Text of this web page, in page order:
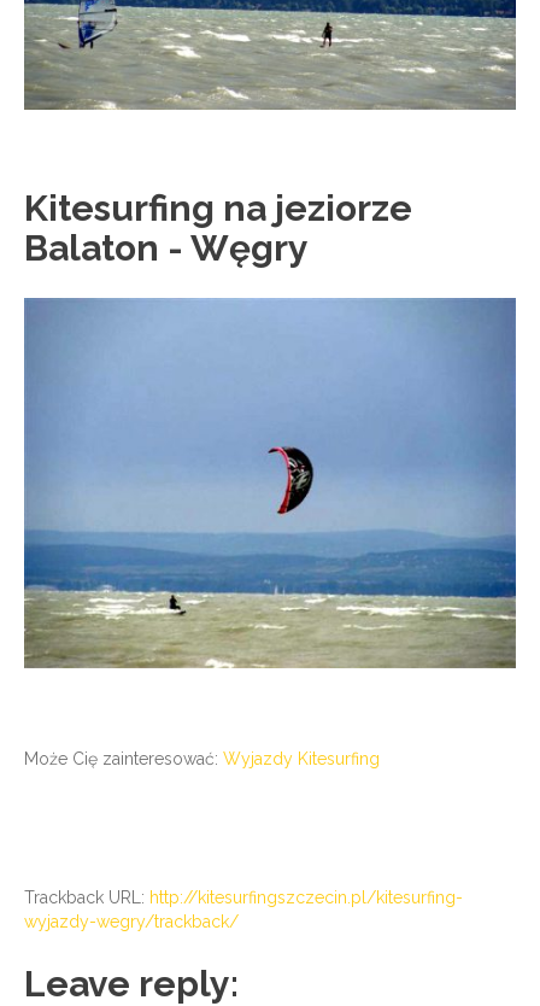
Kitesurfing na jeziorze
Balaton - Węgry
Może Cię zainteresować: Wyjazdy Kitesurfing
Trackback URL: http://kitesurfingszczecin.pl/kitesurfing-
wyjazdy-wegry/trackback/
Leave reply: